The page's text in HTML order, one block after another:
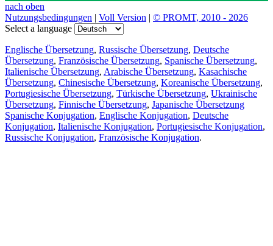
nach oben
Nutzungsbedingungen | Voll Version | © PROMT, 2010 - 2026
Select a language
Englische Übersetzung, Russische Übersetzung, Deutsche
Übersetzung, Französische Übersetzung, Spanische Übersetzung,
Italienische Übersetzung, Arabische Übersetzung, Kasachische
Übersetzung, Chinesische Übersetzung, Koreanische Übersetzung,
Portugiesische Übersetzung, Türkische Übersetzung, Ukrainische
Übersetzung, Finnische Übersetzung, Japanische Übersetzung
Spanische Konjugation, Englische Konjugation, Deutsche
Konjugation, Italienische Konjugation, Portugiesische Konjugation,
Russische Konjugation, Französische Konjugation.